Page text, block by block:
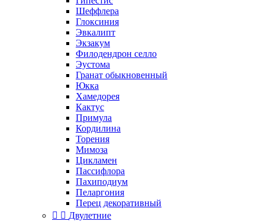
Шеффлера
Глоксиния
Эвкалипт
Экзакум
Филодендрон селло
Эустома
Гранат обыкновенный
Юкка
Хамедорея
Кактус
Примула
Кордилина
Торения
Мимоза
Цикламен
Пассифлора
Пахиподиум
Пеларгония
Перец декоративный
  Двулетние